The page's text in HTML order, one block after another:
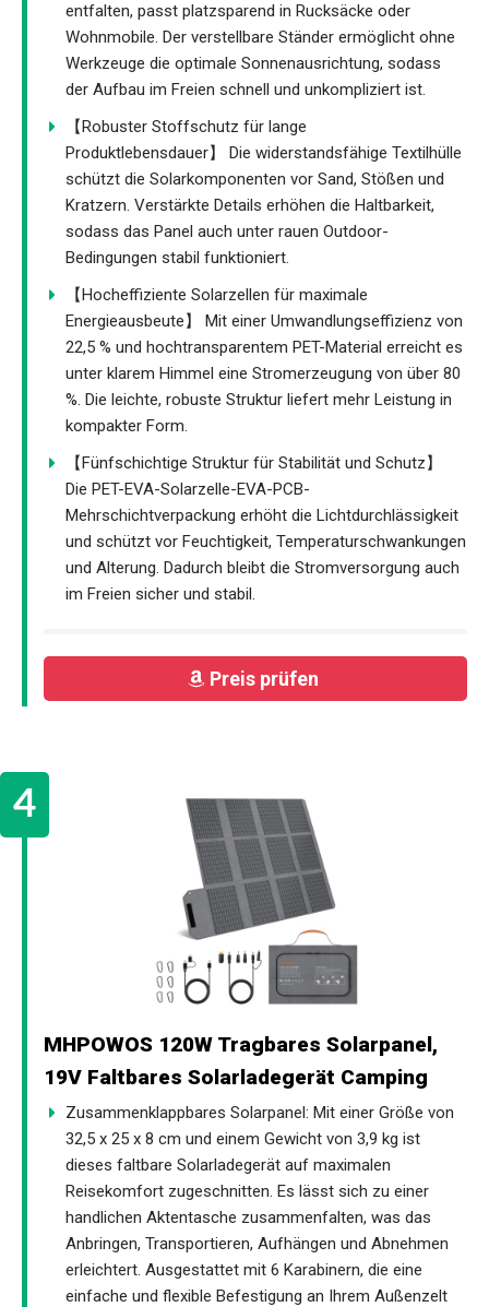
entfalten, passt platzsparend in Rucksäcke oder
Wohnmobile. Der verstellbare Ständer ermöglicht ohne
Werkzeuge die optimale Sonnenausrichtung, sodass
der Aufbau im Freien schnell und unkompliziert ist.
【Robuster Stoffschutz für lange
Produktlebensdauer】 Die widerstandsfähige Textilhülle
schützt die Solarkomponenten vor Sand, Stößen und
Kratzern. Verstärkte Details erhöhen die Haltbarkeit,
sodass das Panel auch unter rauen Outdoor-
Bedingungen stabil funktioniert.
【Hocheffiziente Solarzellen für maximale
Energieausbeute】 Mit einer Umwandlungseffizienz von
22,5 % und hochtransparentem PET-Material erreicht es
unter klarem Himmel eine Stromerzeugung von über 80
%. Die leichte, robuste Struktur liefert mehr Leistung in
kompakter Form.
【Fünfschichtige Struktur für Stabilität und Schutz】
Die PET-EVA-Solarzelle-EVA-PCB-
Mehrschichtverpackung erhöht die Lichtdurchlässigkeit
und schützt vor Feuchtigkeit, Temperaturschwankungen
und Alterung. Dadurch bleibt die Stromversorgung auch
im Freien sicher und stabil.
Preis prüfen
MHPOWOS 120W Tragbares Solarpanel,
19V Faltbares Solarladegerät Camping
Zusammenklappbares Solarpanel: Mit einer Größe von
32,5 x 25 x 8 cm und einem Gewicht von 3,9 kg ist
dieses faltbare Solarladegerät auf maximalen
Reisekomfort zugeschnitten. Es lässt sich zu einer
handlichen Aktentasche zusammenfalten, was das
Anbringen, Transportieren, Aufhängen und Abnehmen
erleichtert. Ausgestattet mit 6 Karabinern, die eine
einfache und flexible Befestigung an Ihrem Außenzelt